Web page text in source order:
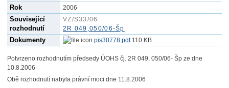
Rok 2006
Související
rozhodnutí
VZ/S33/06
2R 049,050/06-Šp
Dokumenty pis30778.pdf110 KB
Potvrzeno rozhodnutím předsedy ÚOHS čj. 2R 049, 050/06- Šp ze dne
10.8.2006
Obě rozhodnutí nabyla právní moci dne 11.8.2006